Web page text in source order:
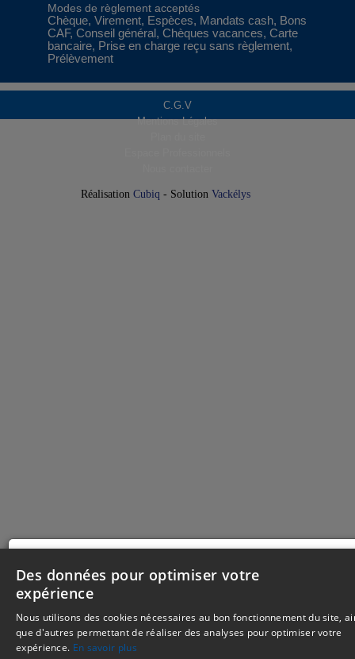
Modes de règlement acceptés
Chèque, Virement, Espèces, Mandats cash, Bons
CAF, Conseil général, Chèques vacances, Carte
bancaire, Prise en charge reçu sans règlement,
Prélèvement
C.G.V
Mentions Légales
Réalisation Cubiq - Solution Vackélys
du site, ainsi que d'autres permettant de réaliser des
pour optimiser votre expérience. Votre consentement peut
retiré à tout moment. Consultez notre politique de
des données personnelles dans nosmentions légales.
Je refuse
Des données pour optimiser votre
expérience
Nous utilisons des cookies nécessaires au bon fonctionnement du site,
que d'autres permettant de réaliser des analyses pour optimiser votre
expérience. En savoir plus